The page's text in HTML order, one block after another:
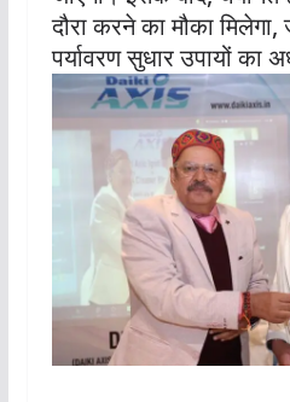
दौरा करने का मौका
पर्यावरण सुधार उपायों का